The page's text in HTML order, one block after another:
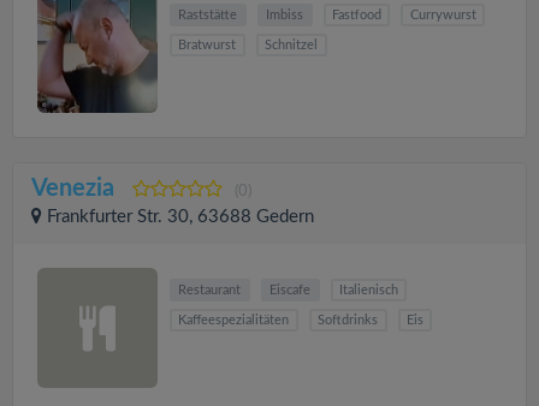
Raststätte Imbiss Fastfood Currywurst
Bratwurst Schnitzel
Venezia (0)
Frankfurter Str. 30, 63688 Gedern
Restaurant Eiscafe Italienisch
Kaffeespezialitäten Softdrinks Eis